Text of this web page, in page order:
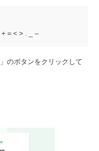
= < > . _ –
のボタンをクリックして